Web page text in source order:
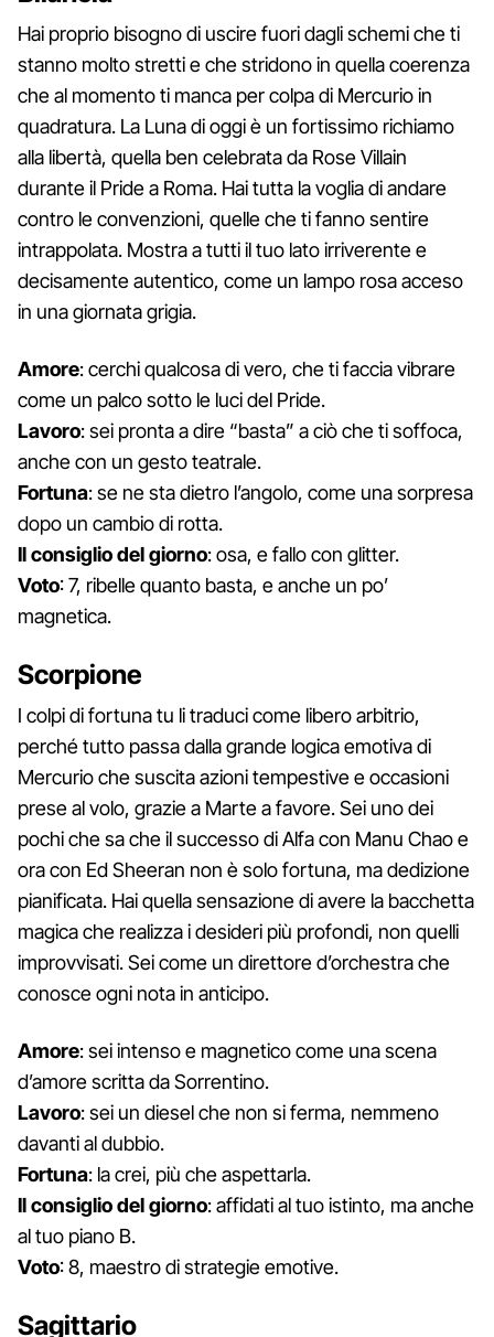
Hai proprio bisogno di uscire fuori dagli schemi che ti
stanno molto stretti e che stridono in quella coerenza
che al momento ti manca per colpa di Mercurio in
quadratura. La Luna di oggi è un fortissimo richiamo
alla libertà, quella ben celebrata da Rose Villain
durante il Pride a Roma. Hai tutta la voglia di andare
contro le convenzioni, quelle che ti fanno sentire
intrappolata. Mostra a tutti il tuo lato irriverente e
decisamente autentico, come un lampo rosa acceso
in una giornata grigia.
Amore: cerchi qualcosa di vero, che ti faccia vibrare
come un palco sotto le luci del Pride.
Lavoro: sei pronta a dire “basta” a ciò che ti soffoca,
anche con un gesto teatrale.
Fortuna: se ne sta dietro l’angolo, come una sorpresa
dopo un cambio di rotta.
Il consiglio del giorno: osa, e fallo con glitter.
Voto: 7, ribelle quanto basta, e anche un po’
magnetica.
Scorpione
I colpi di fortuna tu li traduci come libero arbitrio,
perché tutto passa dalla grande logica emotiva di
Mercurio che suscita azioni tempestive e occasioni
prese al volo, grazie a Marte a favore. Sei uno dei
pochi che sa che il successo di Alfa con Manu Chao e
ora con Ed Sheeran non è solo fortuna, ma dedizione
pianificata. Hai quella sensazione di avere la bacchetta
magica che realizza i desideri più profondi, non quelli
improvvisati. Sei come un direttore d’orchestra che
conosce ogni nota in anticipo.
Amore: sei intenso e magnetico come una scena
d’amore scritta da Sorrentino.
Lavoro: sei un diesel che non si ferma, nemmeno
davanti al dubbio.
Fortuna: la crei, più che aspettarla.
Il consiglio del giorno: affidati al tuo istinto, ma anche
al tuo piano B.
Voto: 8, maestro di strategie emotive.
Sagittario